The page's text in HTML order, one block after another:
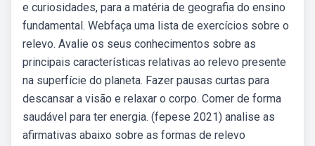
e curiosidades, para a matéria de geografia do ensino
fundamental. Webfaça uma lista de exercícios sobre o
relevo. Avalie os seus conhecimentos sobre as
principais características relativas ao relevo presente
na superfície do planeta. Fazer pausas curtas para
descansar a visão e relaxar o corpo. Comer de forma
saudável para ter energia. (fepese 2021) analise as
afirmativas abaixo sobre as formas de relevo